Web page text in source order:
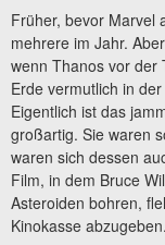
Früher, bevor Marvel
mehrere im Jahr.
wenn Thanos vor der
Erde vermutlich in
Eigentlich ist das
großartig. Sie waren
waren sich dessen
Film, in dem Bruce
Asteroiden bohren,
Kinokasse abzugeben.